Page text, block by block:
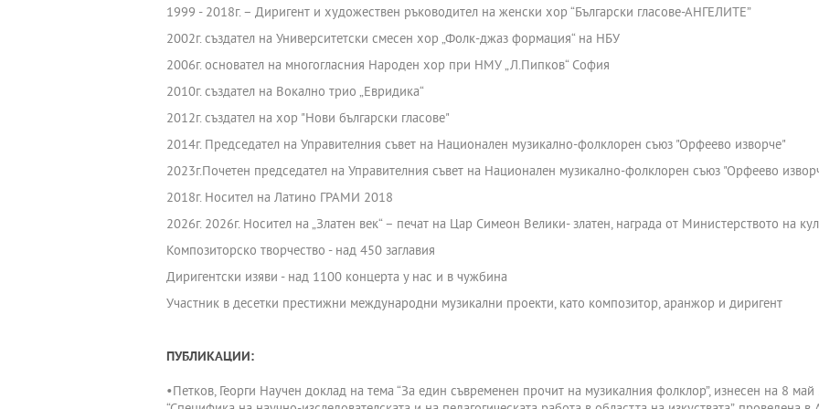
1999 - 2018г. – Диригент и художествен ръководител на женски хор “Български гласове-АНГЕЛИТЕ”
2002г. създател на Университетски смесен хор „Фолк-джаз формация“ на НБУ
2006г. основател на многогласния Народен хор при НМУ „Л.Пипков“ София
2010г. създател на Вокално трио „Евридика“
2012г. създател на хор "Нови български гласове"
2014г. Председател на Управителния съвет на Национален музикално-фолклорен съюз "Орфеево изворче"
2023г.Почетен председател на Управителния съвет на Национален музикално-фолклорен съюз "Орфеево
2018г. Носител на Латино ГРАМИ 2018
2026г. 2026г. Носител на „Златен век“ – печат на Цар Симеон Велики- златен, награда от Министерството на
Композиторско творчество - над 450 заглавия
Диригентски изяви - над 1100 концерта у нас и в чужбина
Участник в десетки престижни международни музикални проекти, като композитор, аранжор и диригент
ПУБЛИКАЦИИ:
•Петков, Георги Научен доклад на тема “За един съвременен прочит на музикалния фолклор”, изнесен на